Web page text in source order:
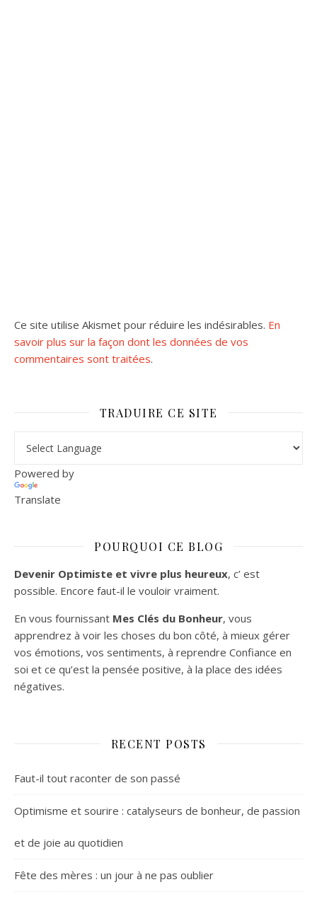
Ce site utilise Akismet pour réduire les indésirables. En
savoir plus sur la façon dont les données de vos
commentaires sont traitées.
TRADUIRE CE SITE
Powered by
Translate
POURQUOI CE BLOG
Devenir Optimiste et vivre plus heureux, c’ est
possible. Encore faut-il le vouloir vraiment.
En vous fournissant Mes Clés du Bonheur, vous
apprendrez à voir les choses du bon côté, à mieux gérer
vos émotions, vos sentiments, à reprendre Confiance en
soi et ce qu’est la pensée positive, à la place des idées
négatives.
RECENT POSTS
Faut-il tout raconter de son passé
Optimisme et sourire : catalyseurs de bonheur, de passion
et de joie au quotidien
Fête des mères : un jour à ne pas oublier